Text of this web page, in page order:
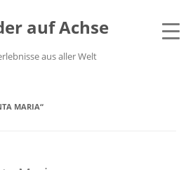
auf Achse
aus aller Welt
MARIA“